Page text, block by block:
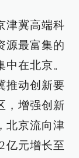
津冀高端科
源最富集的
在北京。
推动创新要
，增强创新
北京流向津
亿元增长至